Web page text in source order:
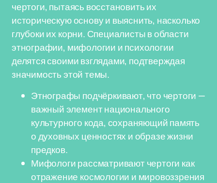
чертоги, пытаясь восстановить их
историческую основу и выяснить, насколько
глубоки их корни. Специалисты в области
этнографии, мифологии и психологии
делятся своими взглядами, подтверждая
значимость этой темы.
Этнографы подчёркивают, что чертоги —
важный элемент национального
культурного кода, сохраняющий память
о духовных ценностях и образе жизни
предков.
Мифологи рассматривают чертоги как
отражение космологии и мировоззрения